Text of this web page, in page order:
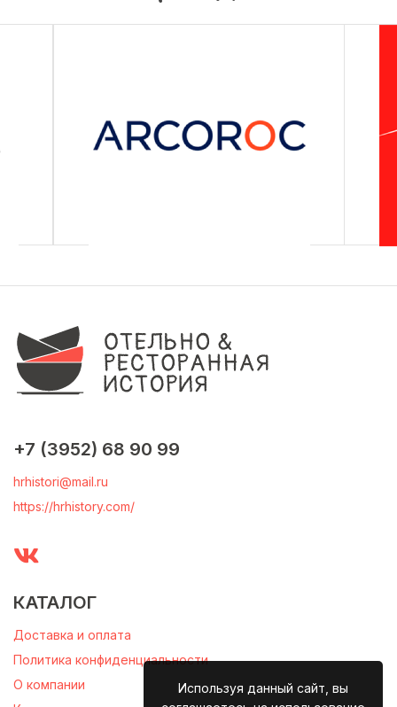
Используя данный сайт, вы
+7 (3952) 68 90 99
hrhistori@mail.ru
https://hrhistory.com/
КАТАЛОГ
Доставка и оплата
Политика конфиденциальности
О компании